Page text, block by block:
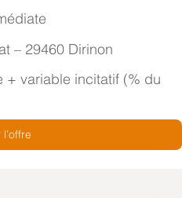
Dirinon
incitatif (% du
l’offre